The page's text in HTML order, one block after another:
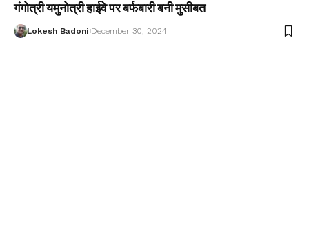
गंगोत्री यमुनोत्री हाईवे पर बर्फबारी बनी मुसीबत
Lokesh Badoni December 30, 2024